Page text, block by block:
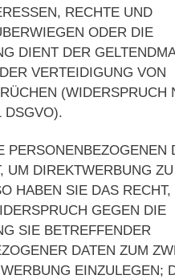
RECHTE UND
ODER DIE
DIENT DER
VERTEIDIGUNG VON
(WIDERSPRUCH
DSGVO).
PERSONENBEZOGENEN
UM DIREKTWERBUNG ZU
HABEN SIE DAS RECHT,
GEGEN DIE
SIE BETREFFENDER
DATEN ZUM
EINZULEGEN;